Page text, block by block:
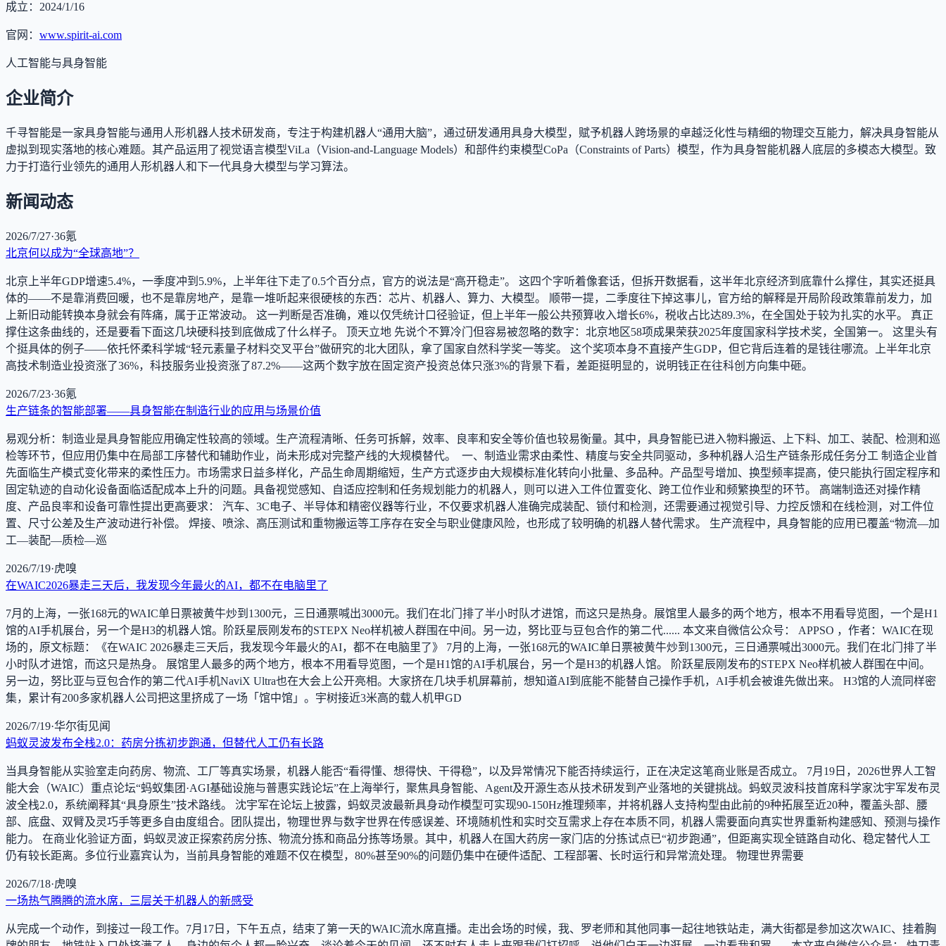
成立： 2024/1/16
官网： www.spirit-ai.com
人工智能与具身智能
企业简介
千寻智能是一家具身智能与通用人形机器人技术研发商，专注于构建机器人“通用大脑”，通过研发通用具身大模型，赋予机器人跨场景的卓越泛化性与精细的物理交互能力，解决具身智能从
虚拟到现实落地的核心难题。其产品运用了视觉语言模型ViLa（Vision-and-Language Models）和部件约束模型CoPa（Constraints of Parts）模型，作为具身智能机器人底层的多模态大模型。致
力于打造行业领先的通用人形机器人和下一代具身大模型与学习算法。
新闻动态
2026/7/27·36氪
北京何以成为“全球高地”？
北京上半年GDP增速5.4%，一季度冲到5.9%，上半年往下走了0.5个百分点，官方的说法是“高开稳走”。 这四个字听着像套话，但拆开数据看，这半年北京经济到底靠什么撑住，其实还挺具
体的——不是靠消费回暖，也不是靠房地产，是靠一堆听起来很硬核的东西：芯片、机器人、算力、大模型。 顺带一提，二季度往下掉这事儿，官方给的解释是开局阶段政策靠前发力，加
上新旧动能转换本身就会有阵痛，属于正常波动。 这一判断是否准确，难以仅凭统计口径验证，但上半年一般公共预算收入增长6%，税收占比达89.3%，在全国处于较为扎实的水平。 真正
撑住这条曲线的，还是要看下面这几块硬科技到底做成了什么样子。 顶天立地 先说个不算冷门但容易被忽略的数字：北京地区58项成果荣获2025年度国家科学技术奖，全国第一。 这里头有
个挺具体的例子——依托怀柔科学城“轻元素量子材料交叉平台”做研究的北大团队，拿了国家自然科学奖一等奖。 这个奖项本身不直接产生GDP，但它背后连着的是钱往哪流。上半年北京
高技术制造业投资涨了36%，科技服务业投资涨了87.2%——这两个数字放在固定资产投资总体只涨3%的背景下看，差距挺明显的，说明钱正在往科创方向集中砸。
2026/7/23·36氪
生产链条的智能部署——具身智能在制造行业的应用与场景价值
易观分析：制造业是具身智能应用确定性较高的领域。生产流程清晰、任务可拆解，效率、良率和安全等价值也较易衡量。其中，具身智能已进入物料搬运、上下料、加工、装配、检测和巡
检等环节，但应用仍集中在局部工序替代和辅助作业，尚未形成对完整产线的大规模替代。 一、制造业需求由柔性、精度与安全共同驱动，多种机器人沿生产链条形成任务分工 制造企业首
先面临生产模式变化带来的柔性压力。市场需求日益多样化，产品生命周期缩短，生产方式逐步由大规模标准化转向小批量、多品种。产品型号增加、换型频率提高，使只能执行固定程序和
固定轨迹的自动化设备面临适配成本上升的问题。具备视觉感知、自适应控制和任务规划能力的机器人，则可以进入工件位置变化、跨工位作业和频繁换型的环节。 高端制造还对操作精
度、产品良率和设备可靠性提出更高要求： 汽车、3C电子、半导体和精密仪器等行业，不仅要求机器人准确完成装配、锁付和检测，还需要通过视觉引导、力控反馈和在线检测，对工件位
置、尺寸公差及生产波动进行补偿。 焊接、喷涂、高压测试和重物搬运等工序存在安全与职业健康风险，也形成了较明确的机器人替代需求。 生产流程中，具身智能的应用已覆盖“物流—加
工—装配—质检—巡
2026/7/19·虎嗅
在WAIC2026暴走三天后，我发现今年最火的AI，都不在电脑里了
7月的上海，一张168元的WAIC单日票被黄牛炒到1300元，三日通票喊出3000元。我们在北门排了半小时队才进馆，而这只是热身。展馆里人最多的两个地方，根本不用看导览图，一个是H1
馆的AI手机展台，另一个是H3的机器人馆。阶跃星辰刚发布的STEPX Neo样机被人群围在中间。另一边，努比亚与豆包合作的第二代...... 本文来自微信公众号： APPSO ，作者：WAIC在现
场的，原文标题：《在WAIC 2026暴走三天后，我发现今年最火的AI，都不在电脑里了》 7月的上海，一张168元的WAIC单日票被黄牛炒到1300元，三日通票喊出3000元。我们在北门排了半
小时队才进馆，而这只是热身。 展馆里人最多的两个地方，根本不用看导览图，一个是H1馆的AI手机展台，另一个是H3的机器人馆。 阶跃星辰刚发布的STEPX Neo样机被人群围在中间。
另一边，努比亚与豆包合作的第二代AI手机NaviX Ultra也在大会上公开亮相。大家挤在几块手机屏幕前，想知道AI到底能不能替自己操作手机，AI手机会被谁先做出来。 H3馆的人流同样密
集，累计有200多家机器人公司把这里挤成了一场「馆中馆」。宇树接近3米高的载人机甲GD
2026/7/19·华尔街见闻
蚂蚁灵波发布全栈2.0：药房分拣初步跑通，但替代人工仍有长路
当具身智能从实验室走向药房、物流、工厂等真实场景，机器人能否“看得懂、想得快、干得稳”，以及异常情况下能否持续运行，正在决定这笔商业账是否成立。 7月19日，2026世界人工智
能大会（WAIC）重点论坛“蚂蚁集团·AGI基础设施与普惠实践论坛”在上海举行，聚焦具身智能、Agent及开源生态从技术研发到产业落地的关键挑战。蚂蚁灵波科技首席科学家沈宇军发布灵
波全栈2.0，系统阐释其“具身原生”技术路线。 沈宇军在论坛上披露，蚂蚁灵波最新具身动作模型可实现90-150Hz推理频率，并将机器人支持构型由此前的9种拓展至近20种，覆盖头部、腰
部、底盘、双臂及灵巧手等更多自由度组合。团队提出，物理世界与数字世界在传感误差、环境随机性和实时交互需求上存在本质不同，机器人需要面向真实世界重新构建感知、预测与操作
能力。 在商业化验证方面，蚂蚁灵波正探索药房分拣、物流分拣和商品分拣等场景。其中，机器人在国大药房一家门店的分拣试点已“初步跑通”，但距离实现全链路自动化、稳定替代人工
仍有较长距离。多位行业嘉宾认为，当前具身智能的难题不仅在模型，80%甚至90%的问题仍集中在硬件适配、工程部署、长时运行和异常流处理。 物理世界需要
2026/7/18·虎嗅
一场热气腾腾的流水席，三层关于机器人的新感受
从完成一个动作，到接过一段工作。7月17日，下午五点，结束了第一天的WAIC流水席直播。走出会场的时候，我、罗老师和其他同事一起往地铁站走，满大街都是参加这次WAIC、挂着胸